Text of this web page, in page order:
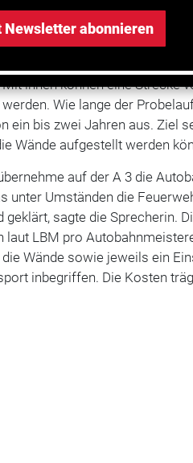
Newsletter abonnieren
der Autobahn 61. Zuvor
um rund 20 Elemente,
ihnen können eine Strecke
Wie lange der
ein bis zwei Jahren aus. Ziel
Wände aufgestellt werden
auf der A 3 die
unter Umständen die
geklärt, sagte die Sprecherin.
laut LBM pro
Wände sowie jeweils ein
inbegriffen. Die Kosten